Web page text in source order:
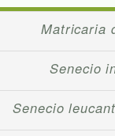
Matricaria
Senecio
Senecio